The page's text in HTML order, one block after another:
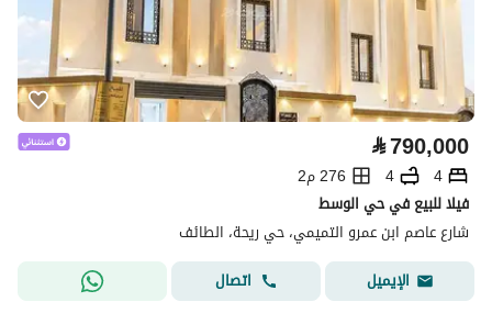
⃁790,000
4
4
276 م2
فيلا للبيع في حي الوسط
شارع عاصم ابن عمرو التميمي، حي ريحة، الطائف
الإيميل
اتصال